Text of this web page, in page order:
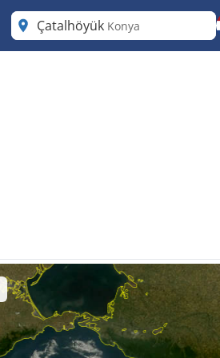
Çatalhöyük Konya